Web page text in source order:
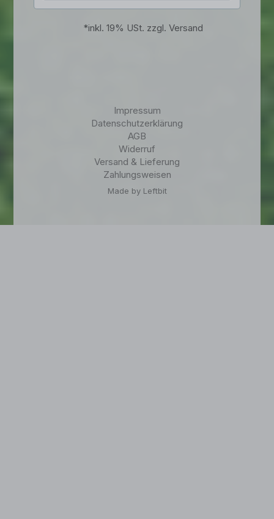
*inkl. 19% USt. zzgl. Versand
Impressum
Datenschutzerklärung
AGB
Widerruf
Versand & Lieferung
Zahlungsweisen
Made by Leftbit